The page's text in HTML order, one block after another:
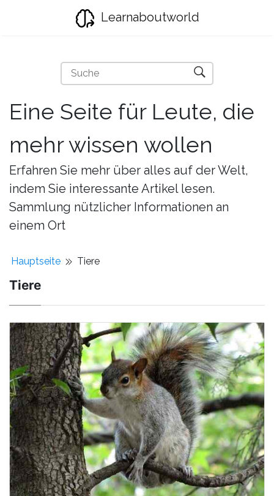
Learnaboutworld
Eine Seite für Leute, die
mehr wissen wollen
Erfahren Sie mehr über alles auf der Welt,
indem Sie interessante Artikel lesen.
Sammlung nützlicher Informationen an
einem Ort
Hauptseite Tiere
Tiere